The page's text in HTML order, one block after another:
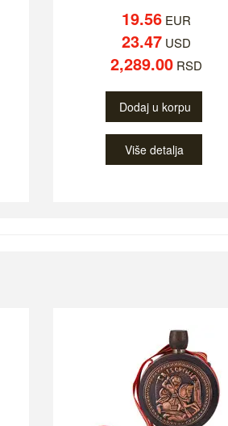
19.56EUR
23.47USD
2,289.00RSD
Dodaj u korpu
Više detalja